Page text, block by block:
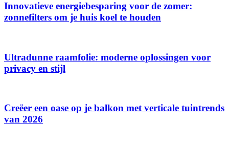
Innovatieve energiebesparing voor de zomer:
zonnefilters om je huis koel te houden
Ultradunne raamfolie: moderne oplossingen voor
privacy en stijl
Creëer een oase op je balkon met verticale tuintrends
van 2026